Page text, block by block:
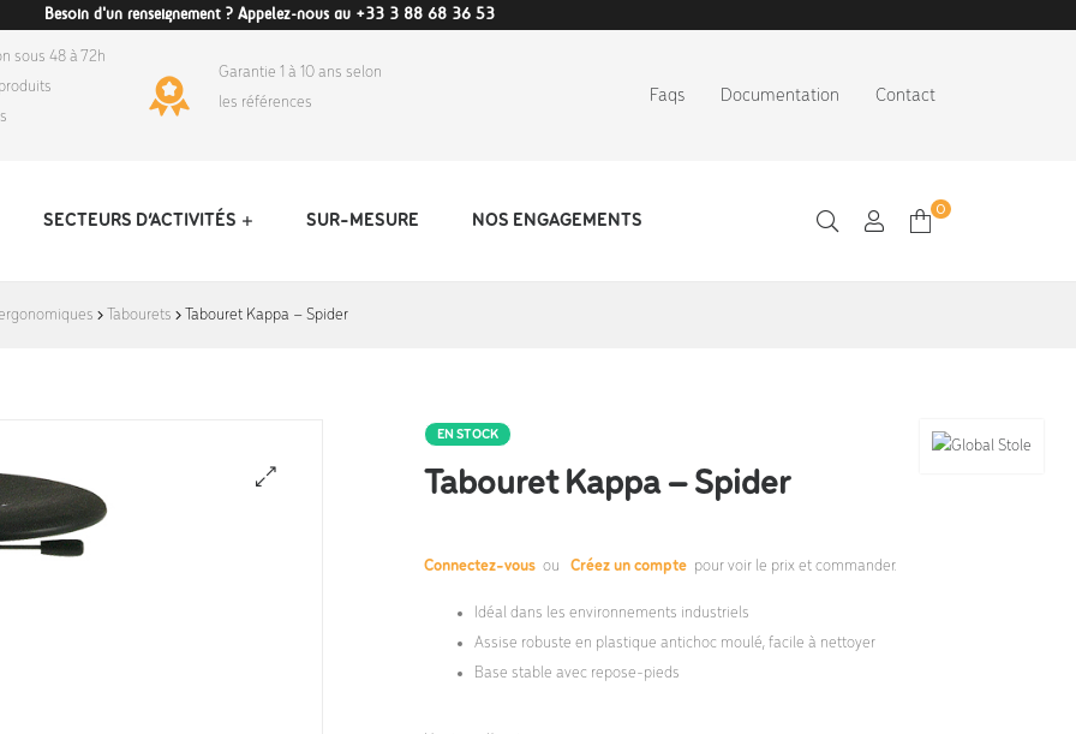
Besoin d'un renseignement ? Appelez-nous au +33 3 88 68 36 53
sous 48 à 72h
Garantie 1 à 10 ans selon
les références
Faqs Documentation Contact
SECTEURS D’ACTIVITÉS SUR-MESURE NOS ENGAGEMENTS
0
Tabourets Tabouret Kappa – Spider
EN STOCK
Tabouret Kappa – Spider
Connectez-vous ou Créez un compte pour voir le prix et commander.
Idéal dans les environnements industriels
Assise robuste en plastique antichoc moulé, facile à nettoyer
Base stable avec repose-pieds